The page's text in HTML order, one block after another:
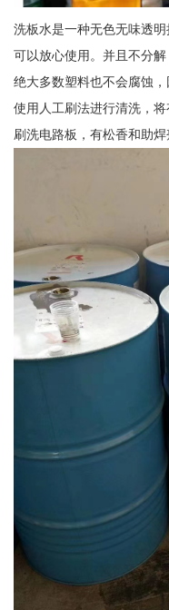
洗板水是一种无色无味透
可以放心使用。并且不分
绝大多数塑料也不会腐蚀
使用人工刷法进行清洗，
刷洗电路板，有松香和助